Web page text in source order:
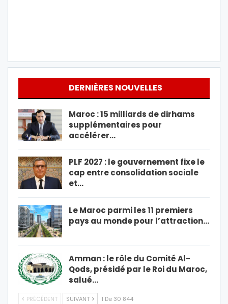
DERNIÈRES NOUVELLES
Maroc : 15 milliards de dirhams
supplémentaires pour
accélérer…
PLF 2027 : le gouvernement fixe le
cap entre consolidation sociale
et…
Le Maroc parmi les 11 premiers
pays au monde pour l’attraction…
Amman : le rôle du Comité Al-
Qods, présidé par le Roi du Maroc,
salué…
PRÉCÉDENT SUIVANT 1 De 30 844